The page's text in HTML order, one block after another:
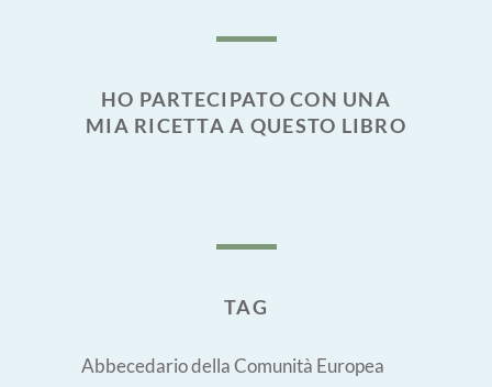
HO PARTECIPATO CON UNA
MIA RICETTA A QUESTO LIBRO
TAG
Abbecedario della Comunità Europea